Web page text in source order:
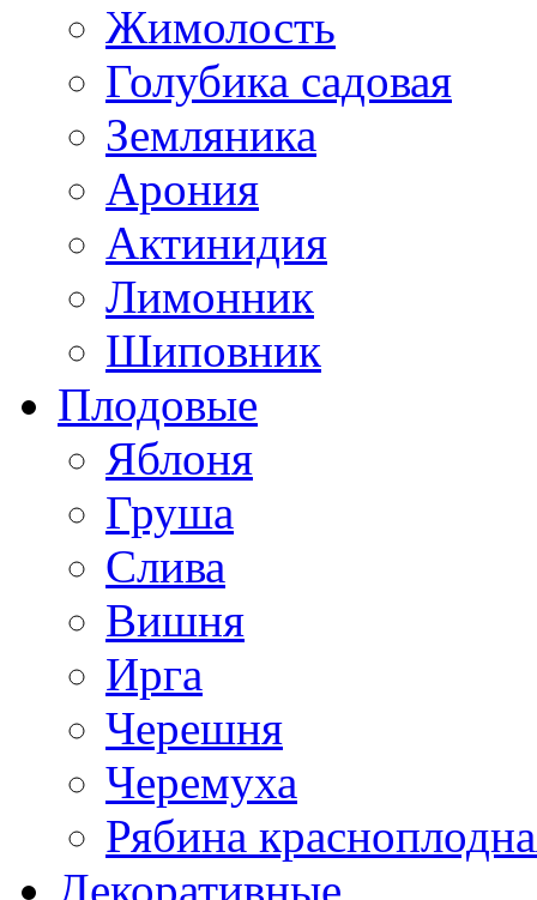
Жимолость
Голубика садовая
Земляника
Арония
Актинидия
Лимонник
Шиповник
Плодовые
Яблоня
Груша
Слива
Вишня
Ирга
Черешня
Черемуха
Рябина